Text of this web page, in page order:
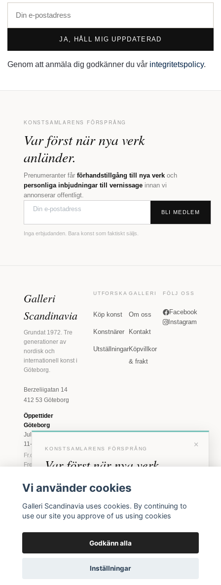
JA, HÅLL MIG UPPDATERAD
Genom att anmäla dig godkänner du vår integritetspolicy.
KONSTSAMLARENS FÖRSPRÅNG
Var först när nya verk
anländer.
Prenumeranter får förhandstillgång till nya verk och
personliga inbjudningar till vernissage innan vi
annonserar offentligt.
BLI MEDLEM
Inga erbjudanden. Bara konst som faktiskt säljs.
Galleri
Scandinavia
Grundat 1972. Tre
generationer av
nordisk och
internationell konst i
Göteborg.
Berzeliigatan 14
412 53 Göteborg
Öppettider
Göteborg
Juli: Tis 11-18 · Lör
11-16
Fr.o.m. augusti: Tis-
Fre 11-18 · Lör 11-
Marstrand
2026
Tis-Fre 11-18 ·
UTFORSKA
Köp konst
Konstnärer
Utställningar
GALLERI
Om oss
Kontakt
Köpvillkor
& frakt
FÖLJ OSS
Facebook
Instagram
×
KONSTSAMLARENS FÖRSPRÅNG
Var först när nya verk
anländer
inbjudningar till vernissage, innan vi annonserar
offentligt.
Inga erbjudanden. Bara konst som faktiskt säljs.
Vi använder cookies
Galleri Scandinavia uses cookies. By continuing to
use our site you approve of us using cookies
Godkänn alla
Inställningar